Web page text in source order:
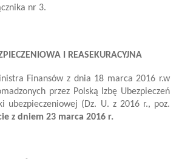
nr 3.
I REASEKURACYJNA
Finansów z dnia 18 marca 2016 r.w
przez Polską Izbę Ubezpieczeń
ubezpieczeniowej (Dz. U. z 2016 r., poz.
z dniem 23 marca 2016 r.